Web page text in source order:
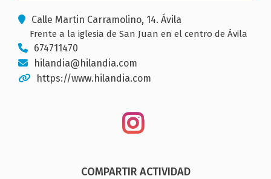
Calle Martin Carramolino, 14. Ávila
Frente a la iglesia de San Juan en el centro de Ávila
674711470
hilandia@hilandia.com
https://www.hilandia.com
COMPARTIR ACTIVIDAD